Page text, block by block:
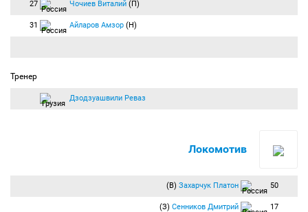
27 Чочиев Виталий (П)
31 Айларов Амзор (Н)
Тренер
Дзодзуашвили Реваз
Локомотив
(В) Захарчук Платон 50
(З) Сенников Дмитрий 17